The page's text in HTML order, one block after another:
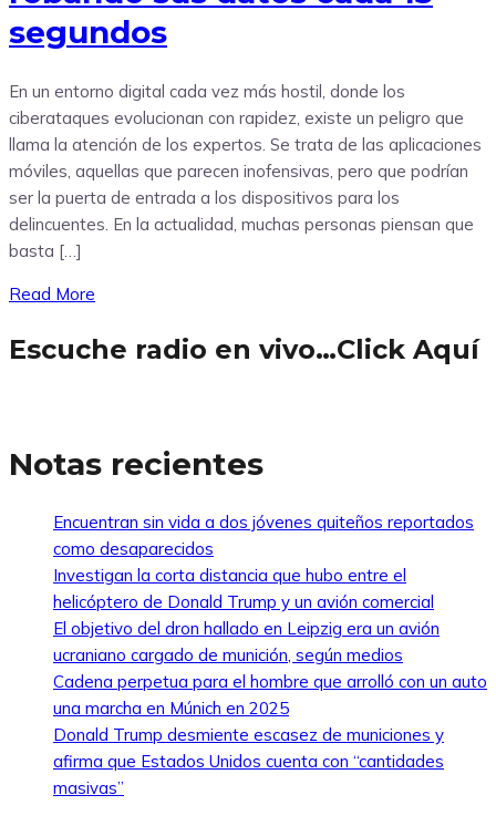
segundos
En un entorno digital cada vez más hostil, donde los
ciberataques evolucionan con rapidez, existe un peligro que
llama la atención de los expertos. Se trata de las aplicaciones
móviles, aquellas que parecen inofensivas, pero que podrían
ser la puerta de entrada a los dispositivos para los
delincuentes. En la actualidad, muchas personas piensan que
basta […]
Read More
Escuche radio en vivo…Click Aquí
Notas recientes
Encuentran sin vida a dos jóvenes quiteños reportados
como desaparecidos
Investigan la corta distancia que hubo entre el
helicóptero de Donald Trump y un avión comercial
El objetivo del dron hallado en Leipzig era un avión
ucraniano cargado de munición, según medios
Cadena perpetua para el hombre que arrolló con un auto
una marcha en Múnich en 2025
Donald Trump desmiente escasez de municiones y
afirma que Estados Unidos cuenta con “cantidades
masivas”